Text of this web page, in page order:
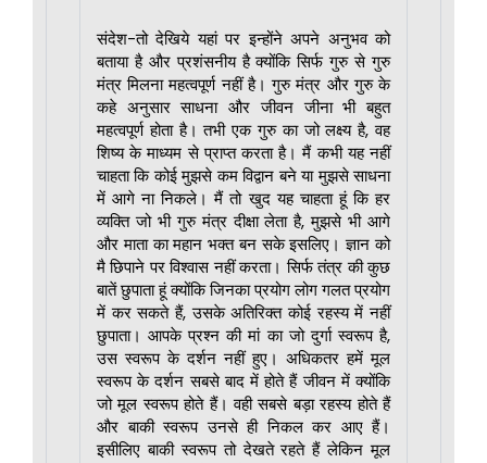
संदेश-तो देखिये यहां पर इन्होंने अपने अनुभव को
बताया है और प्रशंसनीय है क्योंकि सिर्फ गुरु से गुरु
मंत्र मिलना महत्वपूर्ण नहीं है। गुरु मंत्र और गुरु के
कहे अनुसार साधना और जीवन जीना भी बहुत
महत्वपूर्ण होता है। तभी एक गुरु का जो लक्ष्य है, वह
शिष्य के माध्यम से प्राप्त करता है। मैं कभी यह नहीं
चाहता कि कोई मुझसे कम विद्वान बने या मुझसे साधना
में आगे ना निकले। मैं तो खुद यह चाहता हूं कि हर
व्यक्ति जो भी गुरु मंत्र दीक्षा लेता है, मुझसे भी आगे
और माता का महान भक्त बन सके इसलिए। ज्ञान को
मै छिपाने पर विश्वास नहीं करता। सिर्फ तंत्र की कुछ
बातें छुपाता हूं क्योंकि जिनका प्रयोग लोग गलत प्रयोग
में कर सकते हैं, उसके अतिरिक्त कोई रहस्य में नहीं
छुपाता। आपके प्रश्न की मां का जो दुर्गा स्वरूप है,
उस स्वरूप के दर्शन नहीं हुए। अधिकतर हमें मूल
स्वरूप के दर्शन सबसे बाद में होते हैं जीवन में क्योंकि
जो मूल स्वरूप होते हैं। वही सबसे बड़ा रहस्य होते हैं
और बाकी स्वरूप उनसे ही निकल कर आए हैं।
इसीलिए बाकी स्वरूप तो देखते रहते हैं लेकिन मूल